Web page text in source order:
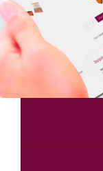
Tienda online